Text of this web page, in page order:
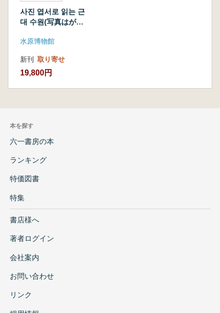
사진 엽서로 읽는 근
대 수원(写真はがき
(古書)
水原博物館
新刊 取り寄せ
19,800円
本を探す
六一書房の本
ランキング
特価図書
特集
書店様へ
著者ログイン
会社案内
お問い合わせ
リンク